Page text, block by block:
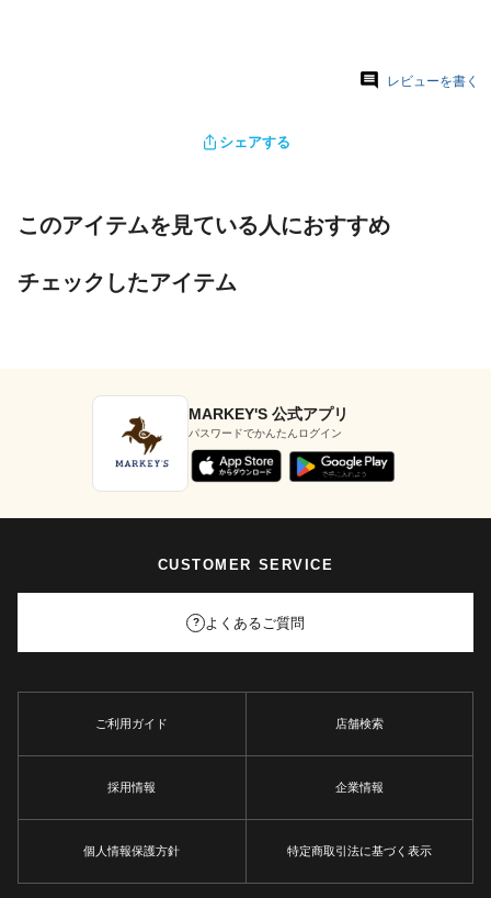
レビューを書く
シェアする
このアイテムを見ている人におすすめ
チェックしたアイテム
MARKEY'S 公式アプリ
パスワードでかんたんログイン
CUSTOMER SERVICE
? よくあるご質問
ご利用ガイド 店舗検索
採用情報 企業情報
個人情報保護方針 特定商取引法に基づく表示